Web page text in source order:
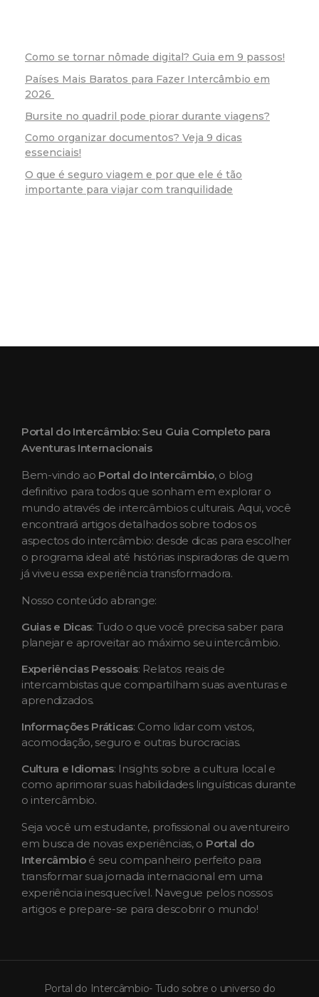
Como se tornar nômade digital? Guia em 9 passos!
Países Mais Baratos para Fazer Intercâmbio em
2026
Bursite no quadril pode piorar durante viagens?
Como organizar documentos? Veja 9 dicas
essenciais!
O que é seguro viagem e por que ele é tão
importante para viajar com tranquilidade
Portal do Intercâmbio: Seu Guia Completo para
Aventuras Internacionais
Bem-vindo ao Portal do Intercâmbio, o blog
definitivo para todos que sonham em explorar o
mundo através de intercâmbios culturais. Aqui, você
encontrará artigos detalhados sobre todos os
aspectos do intercâmbio: desde dicas para escolher
o programa ideal até histórias inspiradoras de quem
já viveu essa experiência transformadora.
Nosso conteúdo abrange:
Guias e Dicas: Tudo o que você precisa saber para
planejar e aproveitar ao máximo seu intercâmbio.
Experiências Pessoais: Relatos reais de
intercambistas que compartilham suas aventuras e
aprendizados.
Informações Práticas: Como lidar com vistos,
acomodação, seguro e outras burocracias.
Cultura e Idiomas: Insights sobre a cultura local e
como aprimorar suas habilidades linguísticas durante
o intercâmbio.
Seja você um estudante, profissional ou aventureiro
em busca de novas experiências, o Portal do
Intercâmbioé seu companheiro perfeito para
transformar sua jornada internacional em uma
experiência inesquecível. Navegue pelos nossos
artigos e prepare-se para descobrir o mundo!
Portal do Intercâmbio- Tudo sobre o universo do